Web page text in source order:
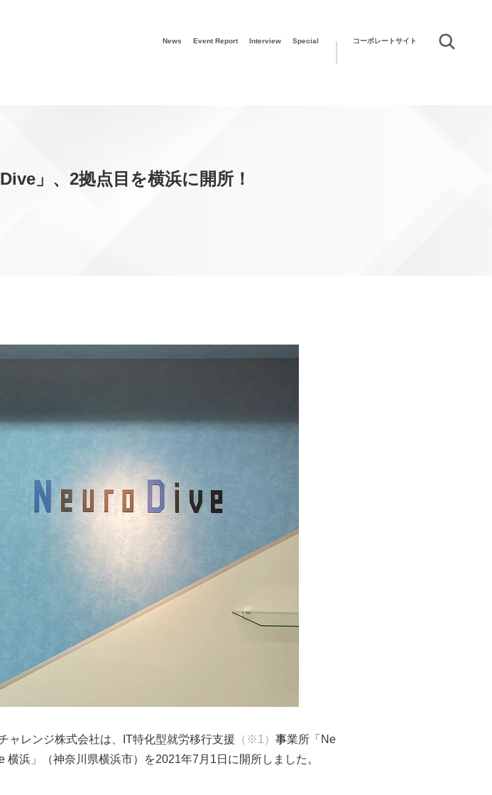
News Event Report Interview Special コーポレートサイト
」、2拠点目を横浜に開所！
ャレンジ株式会社は、IT特化型就労移行支援 （※1） 事業所「Ne
浜」（神奈川県横浜市）を2021年7月1日に開所しました。